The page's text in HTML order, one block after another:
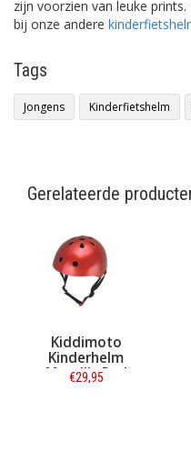
zijn voorzien van leuke
bij onze andere
Tags
Jongens Kinderfietshelm
Gerelateerde
Kiddimoto
Kinderhelm
Metallic Red
Medium
€29,95